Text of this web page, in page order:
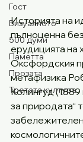
Гост
Визуалното
500 думи
Паметта
Прозата
Третата култура
Историята на
пълноценна
ерудицията на
Оксфордския
метафизика
Колингуд (1889
за природата“